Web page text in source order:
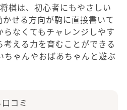
棋は、初心者にもやさしい
せる方向が駒に直接書いて
なくてもチャレンジしやす
える力を育むことができる
ちゃんやおばあちゃんと遊ぶ
コミ